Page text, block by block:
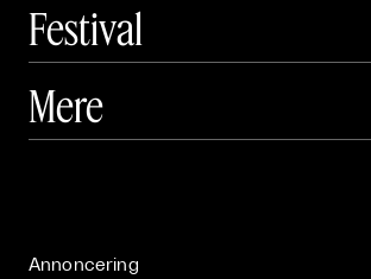
Festival
 Art Matter Festival
Mere
Annoncering